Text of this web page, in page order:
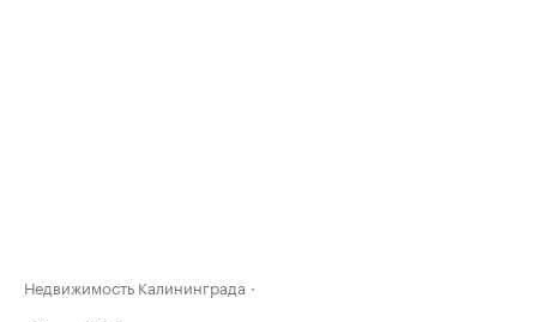
Недвижимость Калининграда